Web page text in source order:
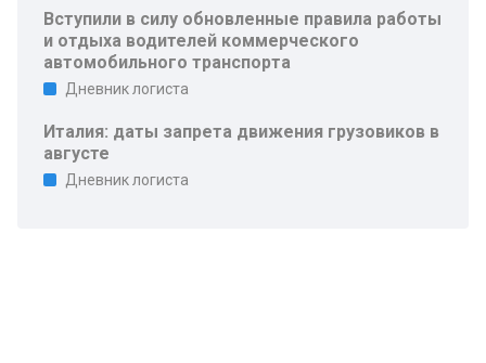
Вступили в силу обновленные правила работы
и отдыха водителей коммерческого
автомобильного транспорта
Дневник логиста
Италия: даты запрета движения грузовиков в
августе
Дневник логиста